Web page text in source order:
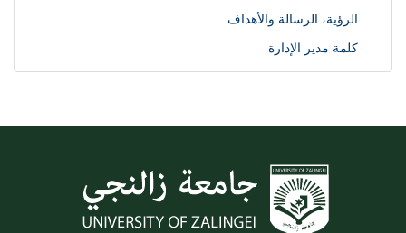
الرؤية، الرسالة والأهداف
كلمة مدير الإدارة